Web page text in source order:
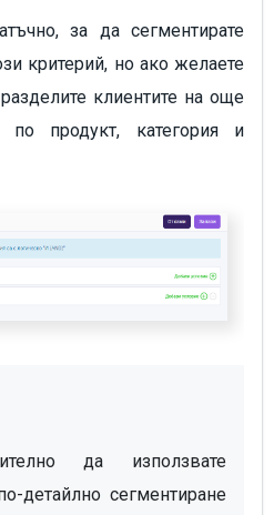
за да сегментирате
критерий, но ако желаете
клиентите на още
по продукт, категория и
да използвате
детайлно сегментиране